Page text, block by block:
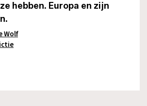
hebben. Europa en zijn
Wolf